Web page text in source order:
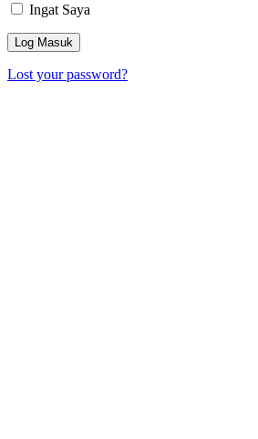
Ingat Saya
Lost your password?